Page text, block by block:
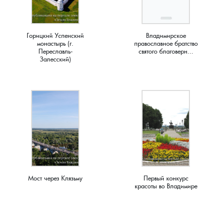
Горицкий Успенский
монастырь (г.
Переславль-
Залесский)
Владимирское
православное братство
святого благоверн...
Мост через Клязьму
Первый конкурс
красоты во Владимире
Харламово, деревня
Чистуха, село
Шухурдино, деревня
Щекино, деревня
Эдемское, село
Юрятино, деревня